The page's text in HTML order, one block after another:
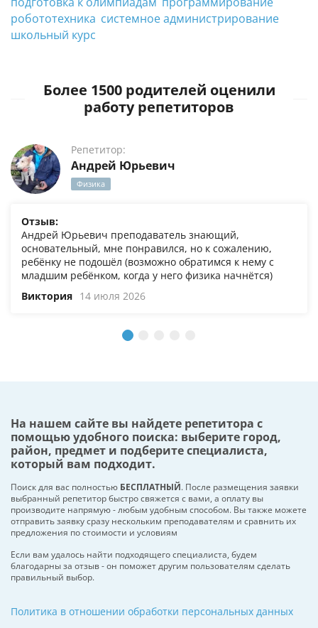
робототехника системное администрирование
школьный курс
Более 1500 родителей оценили
работу репетиторов
Репетитор:
Андрей Юрьевич
Физика
Отзыв:
Андрей Юрьевич преподаватель знающий,
основательный, мне понравился, но к сожалению,
ребёнку не подошёл (возможно обратимся к нему с
младшим ребёнком, когда у него физика начнётся)
Виктория 14 июля 2026
На нашем сайте вы найдете репетитора с
помощью удобного поиска: выберите город,
район, предмет и подберите специалиста,
который вам подходит.
Поиск для вас полностью БЕСПЛАТНЫЙ. После размещения заявки
выбранный репетитор быстро свяжется с вами, а оплату вы
производите напрямую - любым удобным способом. Вы также можете
отправить заявку сразу нескольким преподавателям и сравнить их
предложения по стоимости и условиям
Если вам удалось найти подходящего специалиста, будем
благодарны за отзыв - он поможет другим пользователям сделать
правильный выбор.
Политика в отношении обработки персональных данных